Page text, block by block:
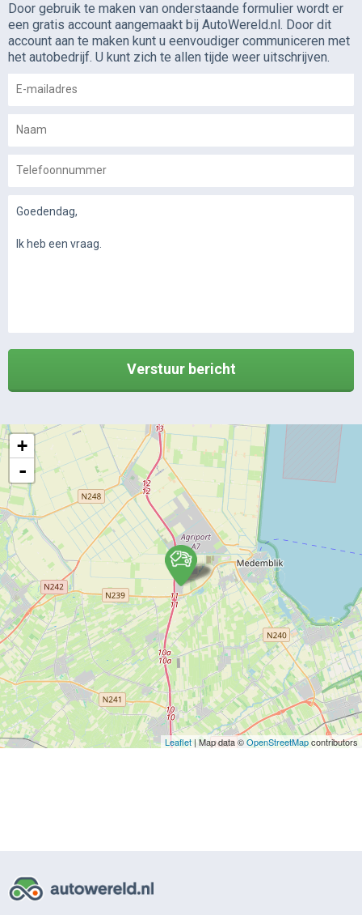
Door gebruik te maken van onderstaande formulier wordt er
een gratis account aangemaakt bij AutoWereld.nl. Door dit
account aan te maken kunt u eenvoudiger communiceren met
het autobedrijf. U kunt zich te allen tijde weer uitschrijven.
Verstuur bericht
+
-
Leaflet | Map data ©OpenStreetMapcontributors